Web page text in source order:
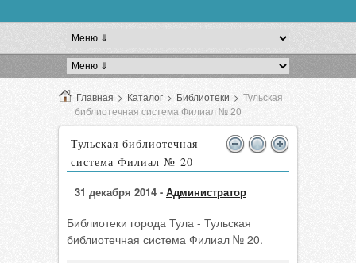
Главная > Каталог > Библиотеки > Тульская
библиотечная система Филиал № 20
Тульская библиотечная
система Филиал № 20
31 декабря 2014 - Администратор
Библиотеки города Тула - Тульская
библиотечная система Филиал № 20.